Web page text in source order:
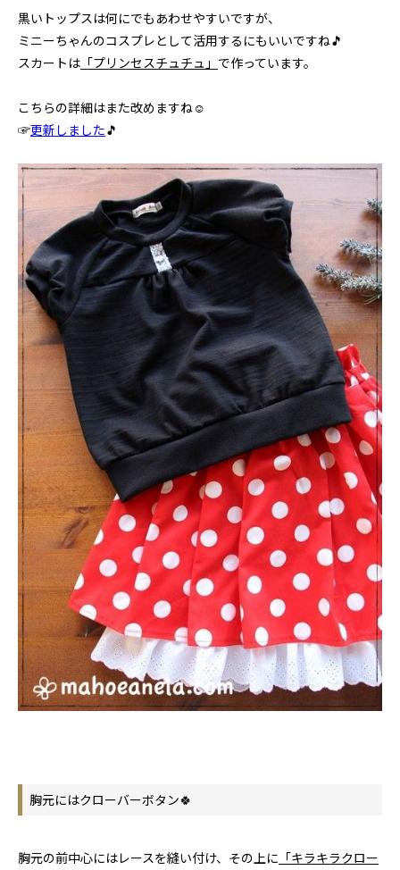
黒いトップスは何にでもあわせやすいですが、
ミニーちゃんのコスプレとして活用するにもいいですね🎵
スカートは 「プリンセスチュチュ」 で作っています。
こちらの詳細はまた改めますね☺
☞更新しました🎵
胸元にはクローバーボタン🍀
胸元の前中心にはレースを縫い付け、その上に 「キラキラクロー